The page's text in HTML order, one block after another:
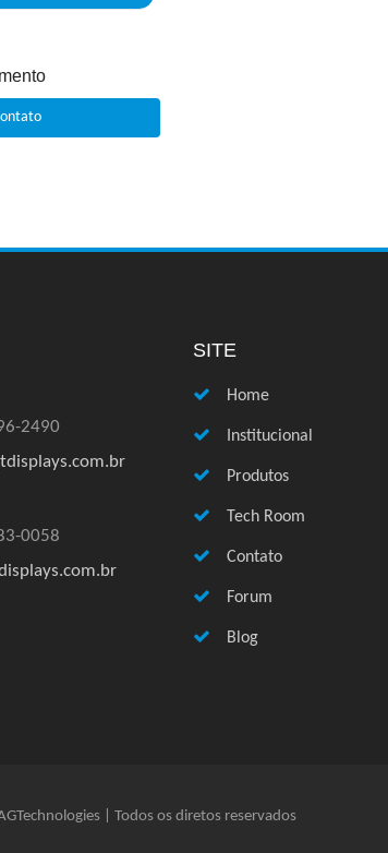
2490
0058
SITE
Home
Institucional
Produtos
Tech Room
Contato
Forum
Blog
| Todos os diretos reservados